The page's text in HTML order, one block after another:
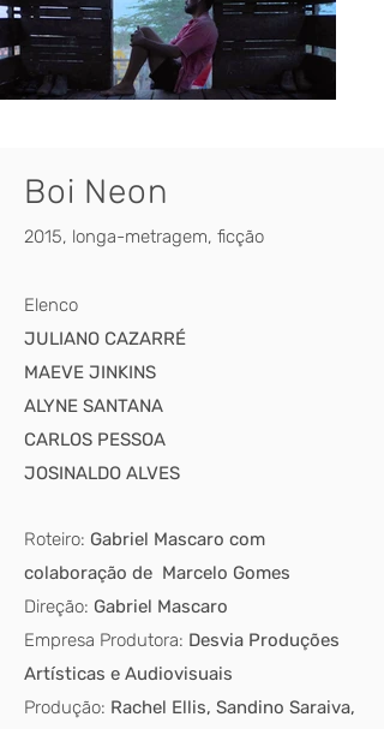
Boi Neon
2015, longa-metragem, ficção
Elenco
JULIANO CAZARRÉ
MAEVE JINKINS
ALYNE SANTANA
CARLOS PESSOA
JOSINALDO ALVES
Roteiro: Gabriel Mascaro com
colaboração de Marcelo Gomes
Direção: Gabriel Mascaro
Empresa Produtora: Desvia Produções
Artísticas e Audiovisuais
Produção: Rachel Ellis, Sandino Saraiva,